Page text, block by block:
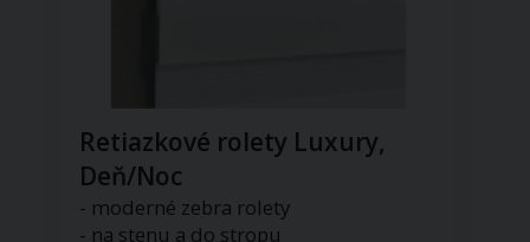
Retiazkové rolety Luxury,
Deň/Noc
- moderné zebra rolety
- na stenu a do stropu